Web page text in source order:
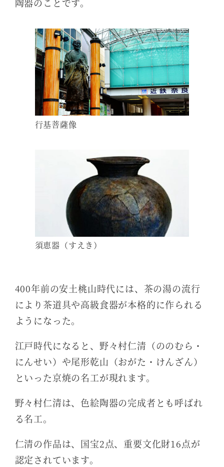
陶器のことです。
行基菩薩像
須恵器（すえき）
400年前の安土桃山時代には、茶の湯の流行
により茶道具や高級食器が本格的に作られる
ようになった。
江戸時代になると、野々村仁清（ののむら・
にんせい）や尾形乾山（おがた・けんざん）
といった京焼の名工が現れます。
野々村仁清は、色絵陶器の完成者とも呼ばれ
る名工。
仁清の作品は、国宝2点、重要文化財16点が
認定されています。